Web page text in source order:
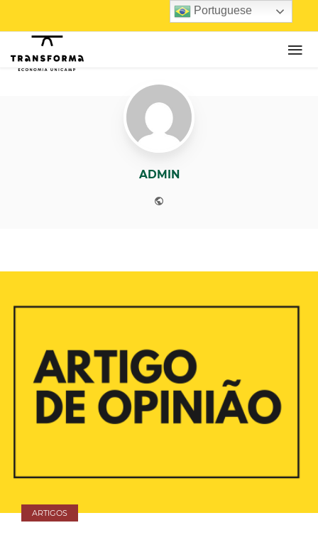
ADMIN
ARTIGOS
Portuguese